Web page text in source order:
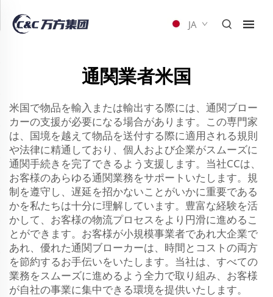
JA
通関業者米国
米国で物品を輸入または輸出する際には、通関ブロー
カーの支援が必要になる場合があります。この専門家
は、国境を越えて物品を送付する際に適用される規則
や法律に精通しており、個人および企業がスムーズに
通関手続きを完了できるよう支援します。当社CCは、
お客様のあらゆる通関業務をサポートいたします。規
制を遵守し、遅延を招かないことがいかに重要である
かを私たちは十分に理解しています。豊富な経験を活
かして、お客様の物流プロセスをより円滑に進めるこ
とができます。お客様が小規模事業者であれ大企業で
あれ、優れた通関ブローカーは、時間とコストの両方
を節約するお手伝いをいたします。当社は、すべての
業務をスムーズに進めるよう全力で取り組み、お客様
が自社の事業に集中できる環境を提供いたします。